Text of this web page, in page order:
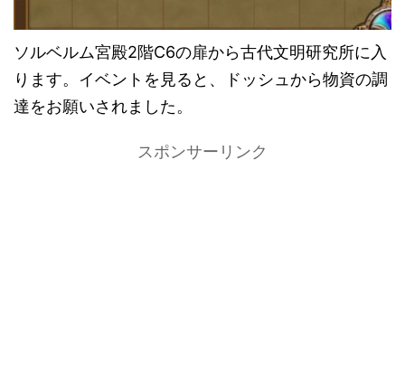
ソルベルム宮殿2階C6の扉から古代文明研究所に入
ります。イベントを見ると、ドッシュから物資の調
達をお願いされました。
スポンサーリンク